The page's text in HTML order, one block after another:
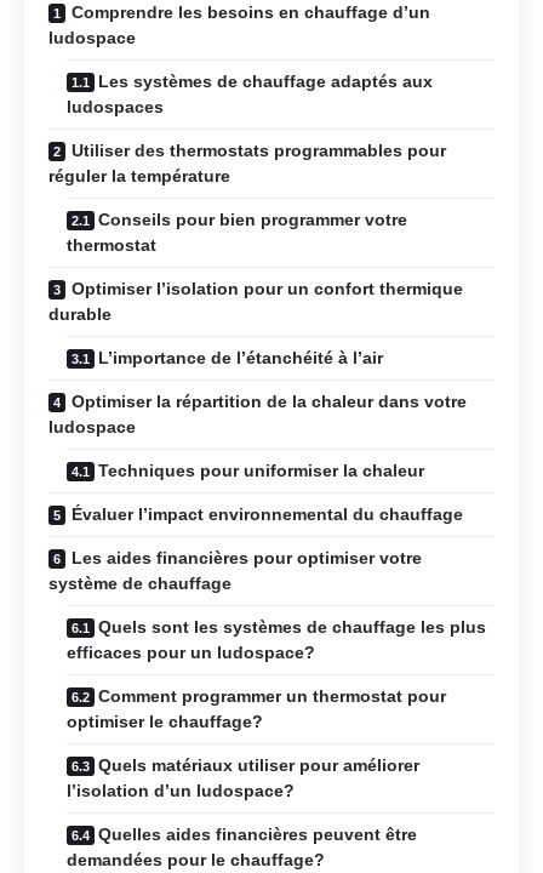
Comprendre les besoins en chauffage d’un
ludospace
Les systèmes de chauffage adaptés aux
ludospaces
Utiliser des thermostats programmables pour
réguler la température
Conseils pour bien programmer votre
thermostat
Optimiser l’isolation pour un confort thermique
durable
L’importance de l’étanchéité à l’air
Optimiser la répartition de la chaleur dans votre
ludospace
Techniques pour uniformiser la chaleur
Évaluer l’impact environnemental du chauffage
Les aides financières pour optimiser votre
système de chauffage
Quels sont les systèmes de chauffage les plus
efficaces pour un ludospace?
Comment programmer un thermostat pour
optimiser le chauffage?
Quels matériaux utiliser pour améliorer
l’isolation d’un ludospace?
Quelles aides financières peuvent être
demandées pour le chauffage?